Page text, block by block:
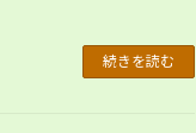
続きを読む